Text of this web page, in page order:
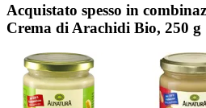
Acquistato spesso in
Crema di Arachidi Bio, 250 g